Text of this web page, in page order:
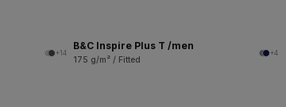
+14
B&C Inspire Plus T /men
175 g/m² / Fitted
+4